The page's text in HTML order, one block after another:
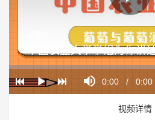
Play
Current
Time
0:00 / 0:00
Loaded:
0%
Progress:
0%
中国农业大学学姐为你讲
视频详情